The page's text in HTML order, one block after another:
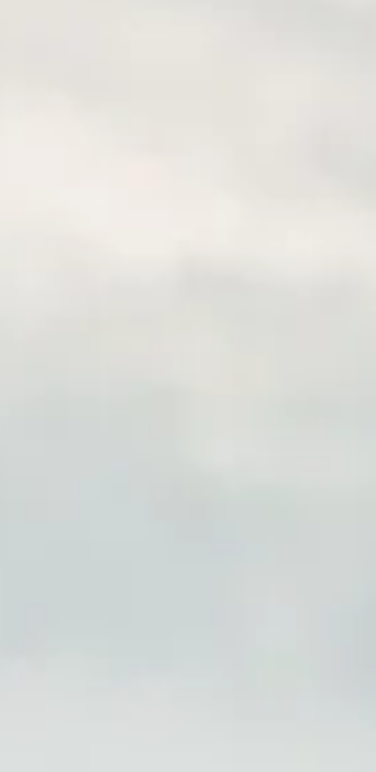
żywicy, policja konna i turkusowe jeziora.
tak, musimy zaznaczyć, że to tylko